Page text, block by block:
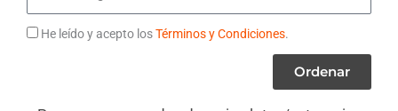
Código
Términos
He leído y acepto losTérminos y Condiciones.
Ordenar